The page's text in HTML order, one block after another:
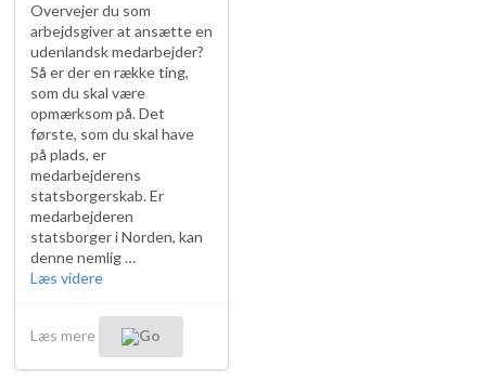
Overvejer du som
arbejdsgiver at ansætte en
udenlandsk medarbejder?
Så er der en række ting,
som du skal være
opmærksom på. Det
første, som du skal have
på plads, er
medarbejderens
statsborgerskab. Er
medarbejderen
statsborger i Norden, kan
denne nemlig …
Læs videre"BREMER
–
ANSÆTTELSE
AF
Læs mere